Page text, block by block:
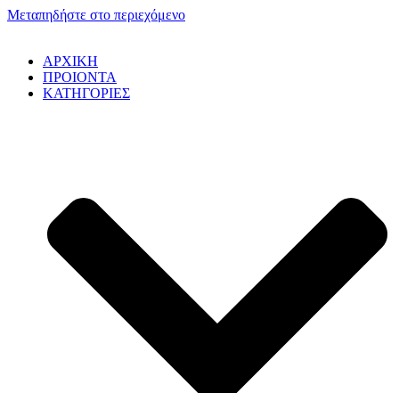
Μεταπηδήστε στο περιεχόμενο
ΑΡΧΙΚΗ
ΠΡΟΙΟΝΤΑ
ΚΑΤΗΓΟΡΙΕΣ